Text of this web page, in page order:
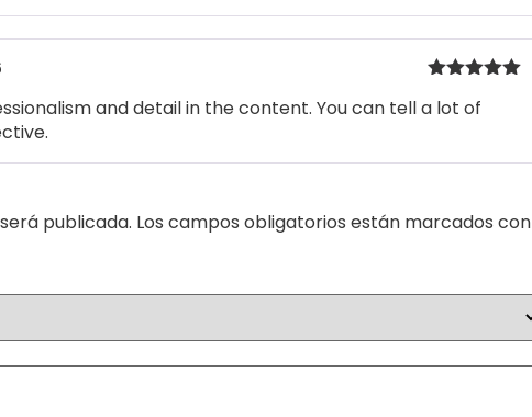
con 5de 5
and detail in the content. You can tell a lot of
publicada. Los campos obligatorios están marcados con